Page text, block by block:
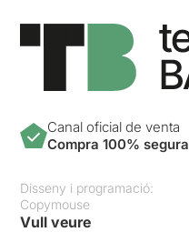
Canal oficial de venta
Compra 100% segura
Disseny i programació:
Copymouse
Vull veure